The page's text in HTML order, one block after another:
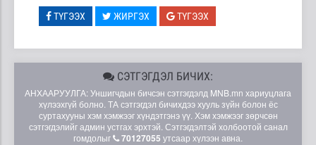
ТҮГЭЭХ ЖИРГЭХ ТҮГЭЭХ
СЭТГЭГДЭЛ БИЧИХ:
АНХААРУУЛГА: Уншигчдын бичсэн сэтгэгдэлд MNB.mn хариуцлага
хүлээхгүй болно. ТА сэтгэгдэл бичихдээ хууль зүйн болон ёс
суртахууны хэм хэмжээг хүндэтгэнэ үү. Хэм хэмжээг зөрчсөн
сэтгэгдэлийг админ устгах эрхтэй. Сэтгэгдэлтэй холбоотой санал
гомдолыг
70127055 утсаар хүлээн авна.